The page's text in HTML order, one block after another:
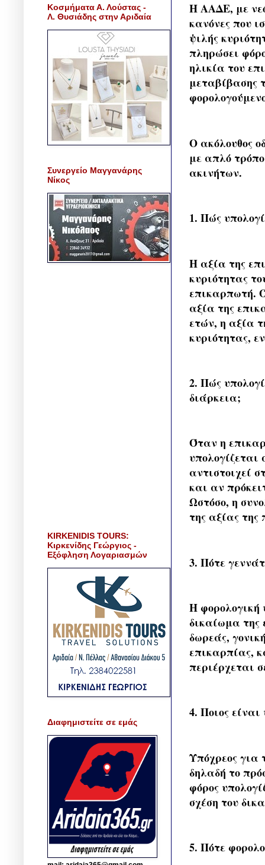
Η ΑΑΔΕ, με
κανόνες που
ψιλής
πληρώσει
ηλικία του
μεταβίβασης
Ο ακόλουθος
με απλό
ακινήτων.
1. Πώς
Η αξία της
κυριότητας
επικαρπωτή.
αξία της
ετών, η αξία
κυριότητας,
2. Πώς
διάρκεια;
Όταν η
υπολογίζεται
αντιστοιχεί
και αν
Ωστόσο, η
της αξίας της
3. Πότε
Η φορολογική
δικαίωμα της
δωρεάς,
επικαρπίας,
περιέρχεται
4. Ποιος
Υπόχρεος για
δηλαδή το
φόρος
σχέση του
5. Πότε
Κοσμήματα Α. Λούστας -
Λ. Θυσιάδης στην Αριδαία
Συνεργείο Μαγγανάρης
Νίκος
KIRKENIDIS TOURS:
Κιρκενίδης Γεώργιος -
Εξόφληση Λογαριασμών
Διαφημιστείτε σε εμάς